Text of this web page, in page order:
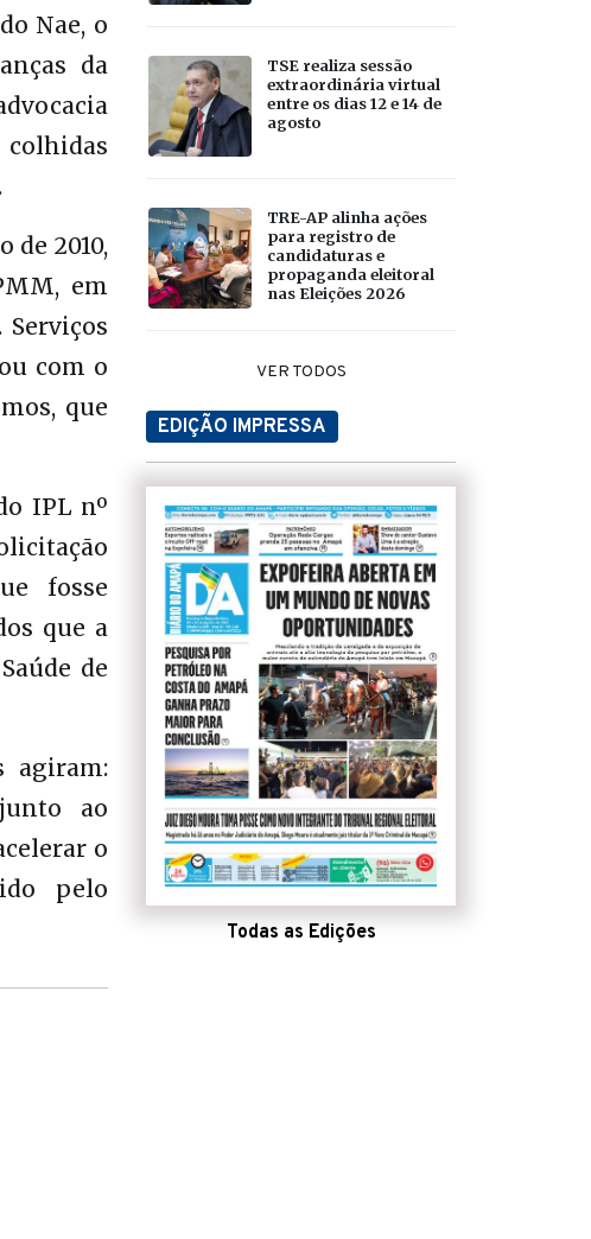
Nae, o
da
de 2010,
em
com o
que
IPL nº
fosse
que a
de
agiram:
ao
o
pelo
TSE realiza sessão
extraordinária virtual
entre os dias 12 e 14 de
agosto
TRE-AP alinha ações
para registro de
candidaturas e
propaganda eleitoral
nas Eleições 2026
VER TODOS
EDIÇÃO IMPRESSA
Todas as Edições